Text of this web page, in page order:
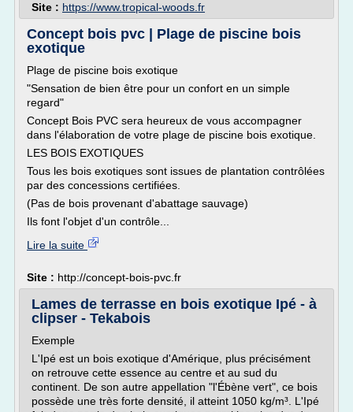
Site : https://www.tropical-woods.fr
Concept bois pvc | Plage de piscine bois
exotique
Plage de piscine bois exotique
"Sensation de bien être pour un confort en un simple
regard"
Concept Bois PVC sera heureux de vous accompagner
dans l'élaboration de votre plage de piscine bois exotique.
LES BOIS EXOTIQUES
Tous les bois exotiques sont issues de plantation contrôlées
par des concessions certifiées.
(Pas de bois provenant d'abattage sauvage)
Ils font l'objet d'un contrôle...
Lire la suite
Site : http://concept-bois-pvc.fr
Lames de terrasse en bois exotique Ipé - à
clipser - Tekabois
Exemple
L'Ipé est un bois exotique d'Amérique, plus précisément
on retrouve cette essence au centre et au sud du
continent. De son autre appellation "l'Ébène vert", ce bois
possède une très forte densité, il atteint 1050 kg/m³. L'Ipé